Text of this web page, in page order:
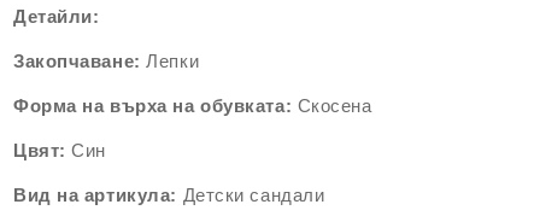
Детайли:
Закопчаване: Лепки
Форма на върха на обувката: Скосена
Цвят:Син
Вид на артикула: Детски сандали